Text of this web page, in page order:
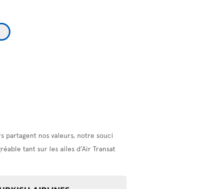
partagent nos valeurs, notre souci
tant sur les ailes d’Air Transat